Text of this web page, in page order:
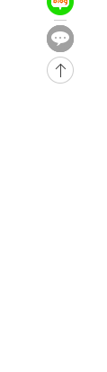
-31597초 전 >
-29661초 전 >
-26257초 전 >
-25253초 전 >